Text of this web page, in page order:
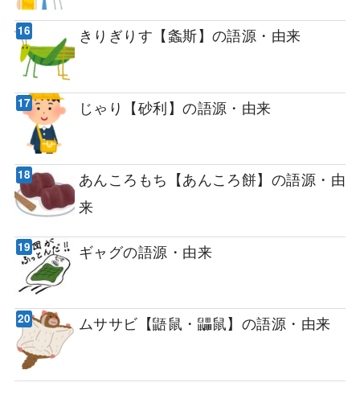
きりぎりす【螽斯】の語源・由来
じゃり【砂利】の語源・由来
あんころもち【あんころ餅】の語源・由
来
ギャグの語源・由来
ムササビ【鼯鼠・鼺鼠】の語源・由来